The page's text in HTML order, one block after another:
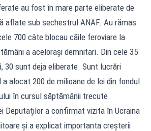
au fost în mare parte eliberate de
aflate sub sechestrul ANAF. Au rămas
700 câte blocau căile feroviare la
a acelorași demnitari. Din cele 35
30 sunt deja eliberate. Sunt lucrări
a alocat 200 de milioane de lei din fondul
în cursul săptămânii trecute.
Deputaților a confirmat vizita în Ucraina
și a explicat importanta creșterii